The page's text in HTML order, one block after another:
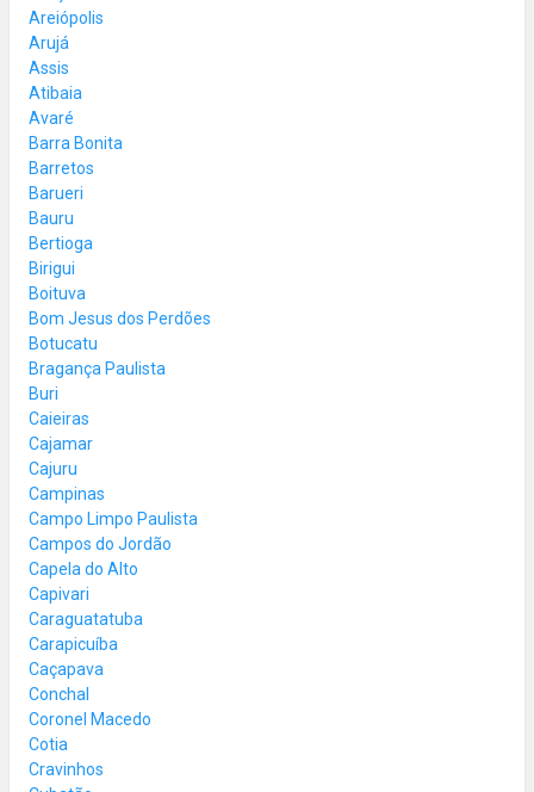
Areiópolis
Arujá
Assis
Atibaia
Avaré
Barra Bonita
Barretos
Barueri
Bauru
Bertioga
Birigui
Boituva
Bom Jesus dos Perdões
Botucatu
Bragança Paulista
Buri
Caieiras
Cajamar
Cajuru
Campinas
Campo Limpo Paulista
Campos do Jordão
Capela do Alto
Capivari
Caraguatatuba
Carapicuíba
Caçapava
Conchal
Coronel Macedo
Cotia
Cravinhos